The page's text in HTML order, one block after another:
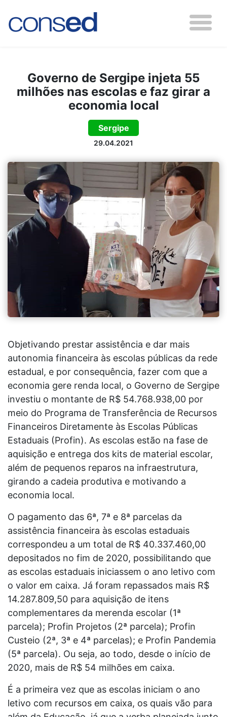
Governo de Sergipe injeta 55
milhões nas escolas e faz girar a
economia local
Sergipe
29.04.2021
Objetivando prestar assistência e dar mais
autonomia financeira às escolas públicas da rede
estadual, e por consequência, fazer com que a
economia gere renda local, o Governo de Sergipe
investiu o montante de R$ 54.768.938,00 por
meio do Programa de Transferência de Recursos
Financeiros Diretamente às Escolas Públicas
Estaduais (Profin). As escolas estão na fase de
aquisição e entrega dos kits de material escolar,
além de pequenos reparos na infraestrutura,
girando a cadeia produtiva e motivando a
economia local.
O pagamento das 6ª, 7ª e 8ª parcelas da
assistência financeira às escolas estaduais
correspondeu a um total de R$ 40.337.460,00
depositados no fim de 2020, possibilitando que
as escolas estaduais iniciassem o ano letivo com
o valor em caixa. Já foram repassados mais R$
14.287.809,50 para aquisição de itens
complementares da merenda escolar (1ª
parcela); Profin Projetos (2ª parcela); Profin
Custeio (2ª, 3ª e 4ª parcelas); e Profin Pandemia
(5ª parcela). Ou seja, ao todo, desde o início de
2020, mais de R$ 54 milhões em caixa.
É a primeira vez que as escolas iniciam o ano
letivo com recursos em caixa, os quais vão para